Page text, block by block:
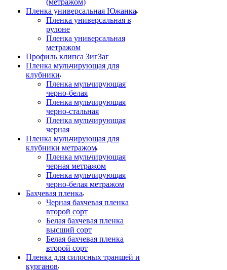
(метражом)
Пленка универсальная Южанка
Пленка универсальная в
рулоне
Пленка универсальная
метражом
Профиль клипса ЗигЗаг
Пленка мульчирующая для
клубники
Пленка мульчирующая
черно-белая
Пленка мульчирующая
черно-стальная
Пленка мульчирующая
черная
Пленка мульчирующая для
клубники метражом
Пленка мульчирующая
черная метражом
Пленка мульчирующая
черно-белая метражом
Бахчевая пленка
Черная бахчевая пленка
второй сорт
Белая бахчевая пленка
высший сорт
Белая бахчевая пленка
второй сорт
Пленка для силосных траншей и
курганов